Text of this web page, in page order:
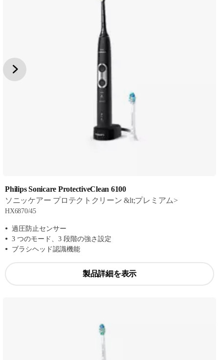
Philips Sonicare ProtectiveClean 6100
ソニッケアー プロテクトクリーン &lt;プレミアム>
HX6870/45
過圧防止センサー
3 つのモード、3 段階の強さ設定
ブラシヘッド認識機能
製品詳細を表示